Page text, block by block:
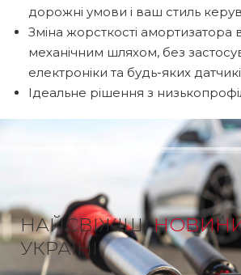
дорожні умови і ваш стиль
Зміна жорсткості амортизатора
механічним шляхом, без
електроніки та будь-яких
Ідеальне рішення з
НАЙСВІЖІШІ
УКРАЇНІ